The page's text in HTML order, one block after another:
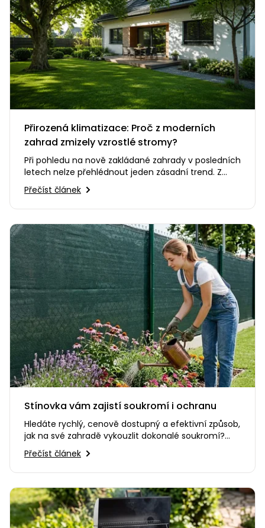
Přirozená klimatizace: Proč z moderních
zahrad zmizely vzrostlé stromy?
Při pohledu na nově zakládané zahrady v posledních
letech nelze přehlédnout jeden zásadní trend. Z
našich pozemků se…
Přečíst článek
Stínovka vám zajistí soukromí i ochranu
Hledáte rychlý, cenově dostupný a efektivní způsob,
jak na své zahradě vykouzlit dokonalé soukromí?
Nebo potřebujete…
Přečíst článek